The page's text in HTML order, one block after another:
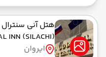
هتل آنی
INN (SILACHI)
ایروان